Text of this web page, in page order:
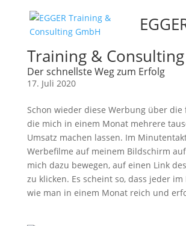
Training &
Der schnellste Weg zum Erfolg
17. Juli 2020
Schon wieder diese Werbung über die
die mich in einem Monat mehrere
Umsatz machen lassen. Im
Werbefilme auf meinem Bildschirm
mich dazu bewegen, auf einen Link
zu klicken. Es scheint so, dass jeder
wie man in einem Monat reich und